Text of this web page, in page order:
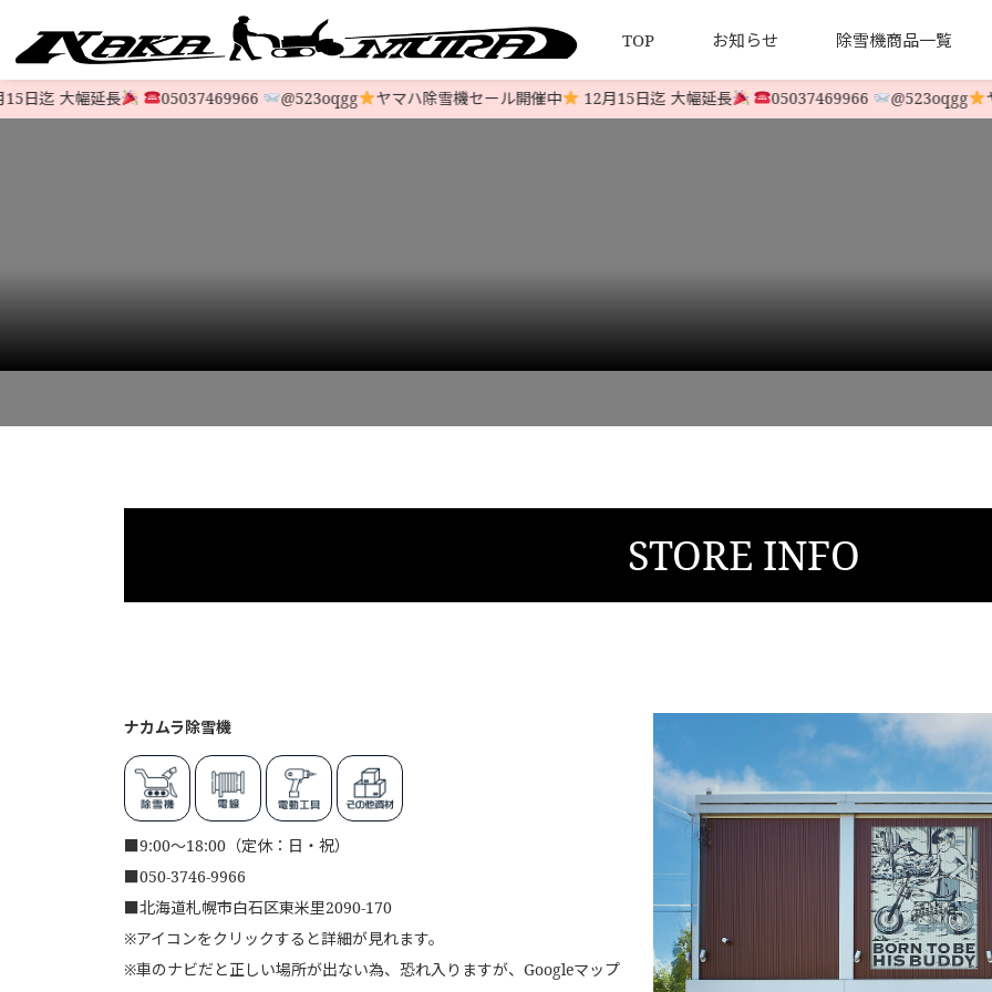
TOP お知らせ 除雪機商品一覧
すべての中古除雪機
HONDA 中古除雪機
YAMAHA 中古除雪機
注文方法 お支払いについて 発送について お客様の声
会社概要 特定商取引法とプライバシーポリシー
迄 大幅延長 05037469966 @523oqgg ヤマハ除雪機セール開催中 12月15日迄 大幅延長 05037469966 @523oqgg ヤ
STORE INFO
ナカムラ除雪機
■9:00～18:00（定休：日・祝）
■050-3746-9966
■北海道札幌市白石区東米里2090-170
※アイコンをクリックすると詳細が見れます。
※車のナビだと正しい場所が出ない為、恐れ入りますが、Googleマップ